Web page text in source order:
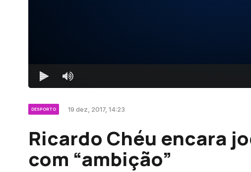
DESPORTO 19 dez, 2017, 14:23
Ricardo Chéu encara
com “ambição”